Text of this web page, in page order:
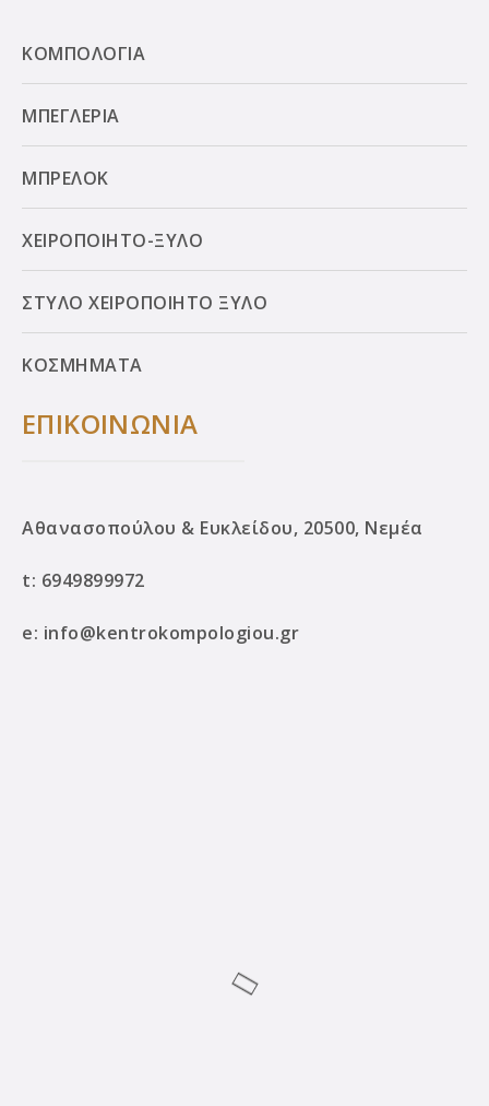
ΚΟΜΠΟΛΟΓΙΑ
ΜΠΕΓΛΕΡΙΑ
ΜΠΡΕΛΟΚ
ΧΕΙΡΟΠΟΙΗΤΟ-ΞΥΛΟ
ΣΤΥΛΟ ΧΕΙΡΟΠΟΙΗΤΟ ΞΥΛΟ
ΚΟΣΜΗΜΑΤΑ
ΕΠΙΚΟΙΝΩΝΙΑ
Αθανασοπούλου & Ευκλείδου, 20500, Νεμέα
t: 6949899972
e: info@kentrokompologiou.gr